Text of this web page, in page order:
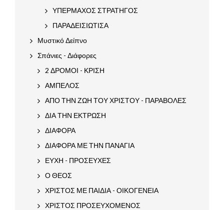
ΥΠΕΡΜΑΧΟΣ ΣΤΡΑΤΗΓΟΣ
ΠΑΡΑΔΕΙΣΙΩΤΙΣΑ
Μυστικό Δείπνο
Σπάνιες - Διάφορες
2 ΔΡΟΜΟΙ - ΚΡΙΣΗ
ΑΜΠΕΛΟΣ
ΑΠΟ ΤΗΝ ΖΩΗ ΤΟΥ ΧΡΙΣΤΟΥ - ΠΑΡΑΒΟΛΕΣ
ΔΙΑ ΤΗΝ ΕΚΤΡΩΣΗ
ΔΙΑΦΟΡΑ
ΔΙΑΦΟΡΑ ΜΕ ΤΗΝ ΠΑΝΑΓΙΑ
ΕΥΧΗ - ΠΡΟΣΕΥΧΕΣ
Ο ΘΕΟΣ
ΧΡΙΣΤΟΣ ΜΕ ΠΑΙΔΙΑ - ΟΙΚΟΓΕΝΕΙΑ
ΧΡΙΣΤΟΣ ΠΡΟΣΕΥΧΟΜΕΝΟΣ